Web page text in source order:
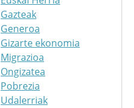
Gazteak
Generoa
Gizarte ekonomia
Migrazioa
Ongizatea
Pobrezia
Udalerriak